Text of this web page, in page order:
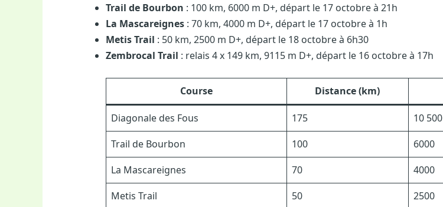
Trail de Bourbon : 100 km, 6000 m D+, départ le 17 octobre à 21h
La Mascareignes: 70 km, 4000 m D+, départ le 17 octobre à 1h
Metis Trail : 50 km, 2500 m D+, départ le 18 octobre à 6h30
Zembrocal Trail : relais 4 x 149 km, 9115 m D+, départ le 16 octobre à 17h
Course Distance (km)
Diagonale des Fous 175 10 500
Trail de Bourbon
100 6000
La Mascareignes
70 4000
Metis Trail
50 2500